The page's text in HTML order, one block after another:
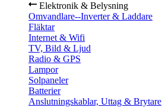
Elektronik & Belysning
Omvandlare--Inverter & Laddare
Fläktar
Internet & Wifi
TV, Bild & Ljud
Radio & GPS
Lampor
Solpaneler
Batterier
Anslutningskablar, Uttag & Brytare